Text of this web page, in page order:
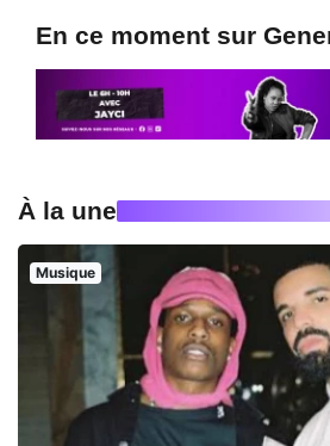
En ce moment sur
À la une
Musique